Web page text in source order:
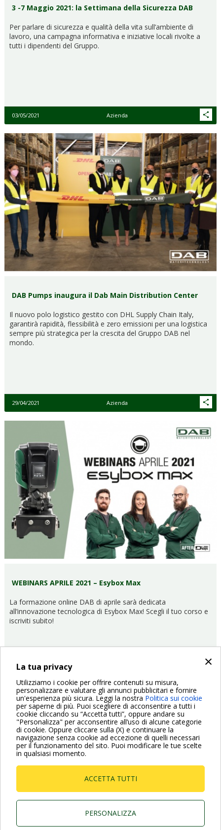
×
La tua privacy
Utilizziamo i cookie per offrire contenuti su misura,
personalizzare e valutare gli annunci pubblicitari e fornire
un'esperienza più sicura. Leggi la nostra Politica sui cookie
per saperne di più. Puoi scegliere di acconsentire a tutti i
cookie cliccando su “Accetta tutti”, oppure andare su
"Personalizza" per acconsentire all’uso di alcune categorie
di cookie. Oppure cliccare sulla (X) e continuare la
navigazione senza cookie ad eccezione di quelli necessari
per il funzionamento del sito. Puoi modificare le tue scelte
in qualsiasi momento.
ACCETTA TUTTI
PERSONALIZZA
3 -7 Maggio 2021: la Settimana della Sicurezza DAB
Per parlare di sicurezza e qualità della vita sull’ambiente di
lavoro, una campagna informativa e iniziative locali rivolte a
tutti i dipendenti del Gruppo.
03/05/2021 Azienda
DAB Pumps inaugura il Dab Main Distribution Center
Il nuovo polo logistico gestito con DHL Supply Chain Italy,
garantirà rapidità, flessibilità e zero emissioni per una logistica
sempre più strategica per la crescita del Gruppo DAB nel
mondo.
29/04/2021 Azienda
WEBINARS APRILE 2021 – Esybox Max
La formazione online DAB di aprile sarà dedicata
all’innovazione tecnologica di Esybox Max! Scegli il tuo corso e
iscriviti subito!
09/04/2021 DTraining
Paginazione
Pagina
precedente
‹ Previous Pagina
1
Pagina
attuale
2 Pagina
3 Pagina
4 Pagina
5 Pagina
6 Pagina
7 Pagina
8 Pagina
9
Pagina
Next ›
P.I. 03675230282 - R.E.A. Padova N. 328200- Cap.